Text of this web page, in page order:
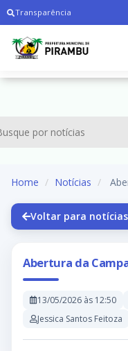
Transparência
Home Notícias
Voltar para notícias
Abertura da
13/05/2026 às 12:50
Jessica Santos Feitoza